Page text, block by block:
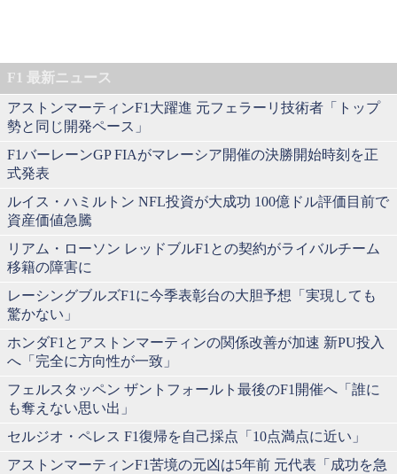
F1 最新ニュース
アストンマーティンF1大躍進 元フェラーリ技術者「トップ
勢と同じ開発ペース」
F1バーレーンGP FIAがマレーシア開催の決勝開始時刻を正
式発表
ルイス・ハミルトン NFL投資が大成功 100億ドル評価目前で
資産価値急騰
リアム・ローソン レッドブルF1との契約がライバルチーム
移籍の障害に
レーシングブルズF1に今季表彰台の大胆予想「実現しても
驚かない」
ホンダF1とアストンマーティンの関係改善が加速 新PU投入
へ「完全に方向性が一致」
フェルスタッペン ザントフォールト最後のF1開催へ「誰に
も奪えない思い出」
セルジオ・ペレス F1復帰を自己採点「10点満点に近い」
アストンマーティンF1苦境の元凶は5年前 元代表「成功を急